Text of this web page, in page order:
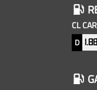
CL
D